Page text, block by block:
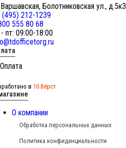
Болотниковская ул., д.5к3
(495) 212-1239
555 80 68
пт: 09:00-18:00
в 10 Вёрст
О компании
Обработка персональных данных
Политика конфиденциальности